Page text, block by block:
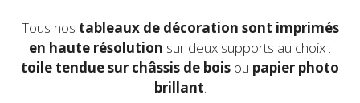
produit
Tous nos tableaux de décoration sont imprimés
en haute résolution sur deux supports au choix :
toile tendue sur châssis de bois ou papier photo
brillant.